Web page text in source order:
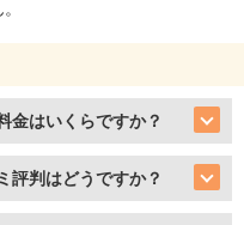
金はいくらですか？
評判はどうですか？